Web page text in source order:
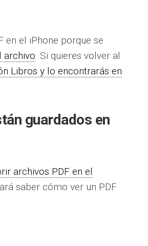
en el iPhone porque se
archivo. Si quieres volver al
Libros y lo encontrarás en
guardados en
archivos PDF en el
saber cómo ver un PDF